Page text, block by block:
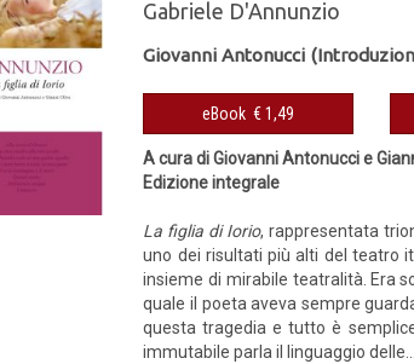
Gabriele D'Annunzio
Giovanni Antonucci
eBook € 1,49
A cura di Giovanni Antonucci e
Edizione integrale
La figlia di Iorio, rappresentata
uno dei risultati più alti del teatro
insieme di mirabile teatralità. Era
quale il poeta aveva sempre
questa tragedia e tutto è
immutabile parla il linguaggio delle...